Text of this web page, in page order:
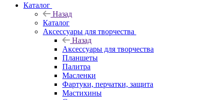
Каталог
Назад
Каталог
Аксессуары для творчества
Назад
Аксессуары для творчества
Планшеты
Палитра
Масленки
Фартуки, перчатки, защита
Мастихины